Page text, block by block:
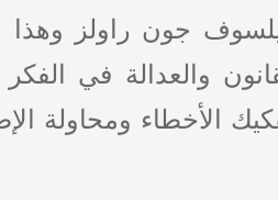
جون راولز
والعدالة في
الأخطاء ومحاولة